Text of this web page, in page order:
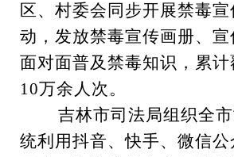
区、村委会同步开展禁毒
动，发放禁毒宣传画册、宣
面对面普及禁毒知识，累计
10万余人次。
吉林市司法局组织全市
统利用抖音、快手、微信